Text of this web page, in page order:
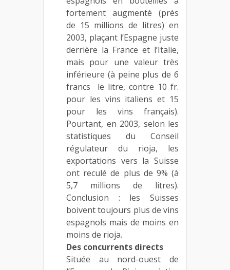
fortement augmenté (près
de 15 millions de litres) en
2003, plaçant l’Espagne juste
derrière la France et l’Italie,
mais pour une valeur très
inférieure (à peine plus de 6
francs le litre, contre 10 fr.
pour les vins italiens et 15
pour les vins français).
Pourtant, en 2003, selon les
statistiques du Conseil
régulateur du rioja, les
exportations vers la Suisse
ont reculé de plus de 9% (à
5,7 millions de litres).
Conclusion : les Suisses
boivent toujours plus de vins
espagnols mais de moins en
moins de rioja.
Des concurrents directs
Située au nord-ouest de